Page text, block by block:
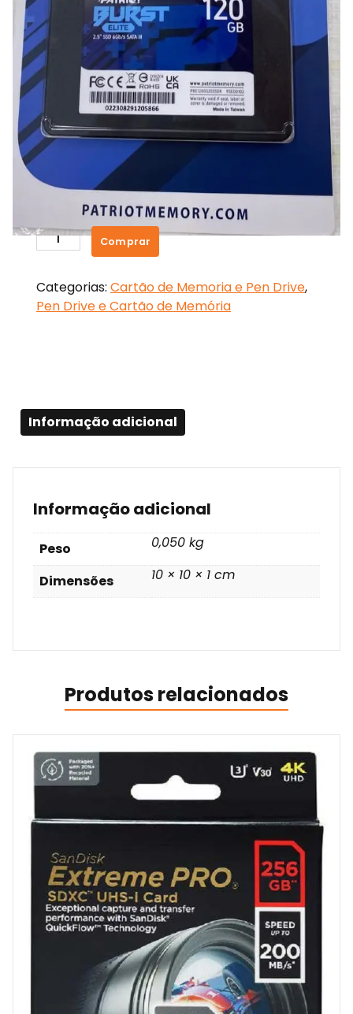
SSD Patriot Burst 120GB
200,00
SSD
Patriot
120GB
quantidade
Comprar
Categorias: Cartão de Memoria e Pen Drive,
Pen Drive e Cartão de Memória
Informação adicional
Informação adicional
Peso 0,050 kg
Dimensões 10 × 10 × 1 cm
Produtos relacionados